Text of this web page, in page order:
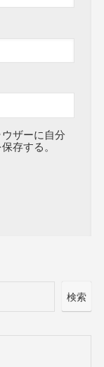
ザーに自分
存する。
検索